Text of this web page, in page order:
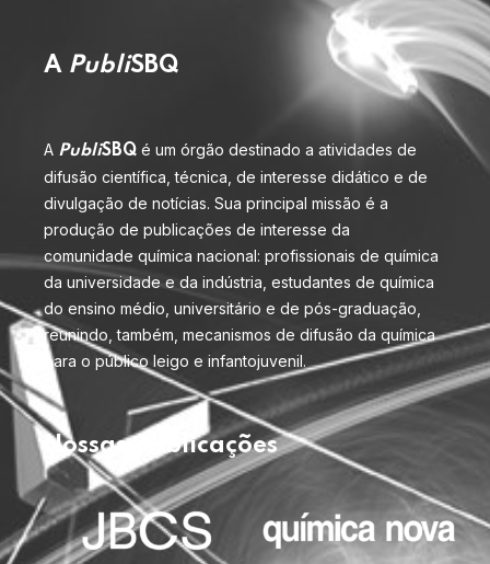
A PubliSBQ
A PubliSBQ é um órgão destinado a atividades de
difusão científica, técnica, de interesse didático e de
divulgação de notícias. Sua principal missão é a
produção de publicações de interesse da
comunidade química nacional: profissionais de química
da universidade e da indústria, estudantes de química
do ensino médio, universitário e de pós-graduação,
reunindo, também, mecanismos de difusão da química
para o público leigo e infantojuvenil.
Nossas publicações